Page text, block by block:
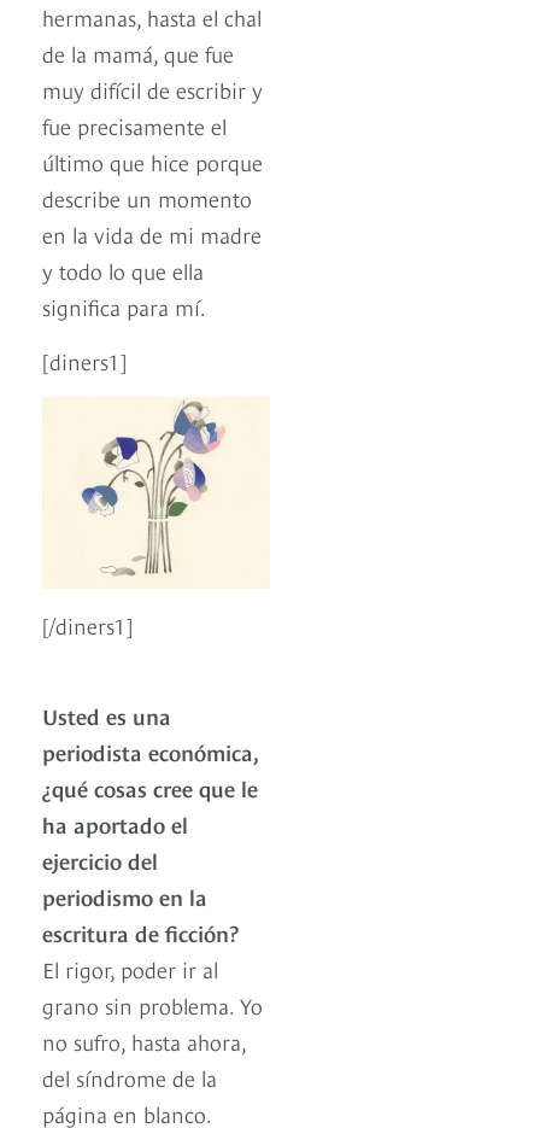
hermanas, hasta el chal
de la mamá, que fue
muy difícil de escribir y
fue precisamente el
último que hice porque
describe un momento
en la vida de mi madre
y todo lo que ella
significa para mí.
[diners1]
[/diners1]
Usted es una
periodista económica,
¿qué cosas cree que le
ha aportado el
ejercicio del
periodismo en la
escritura de ficción?
El rigor, poder ir al
grano sin problema. Yo
no sufro, hasta ahora,
del síndrome de la
página en blanco.